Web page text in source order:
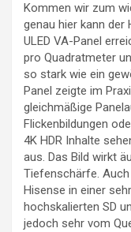
Kommen wir zum
genau hier kann der
ULED VA-Panel
pro Quadratmeter
so stark wie ein
Panel zeigte im
gleichmäßige
Flickenbildungen
4K HDR Inhalte
aus. Das Bild wirkt
Tiefenschärfe.
Hisense in einer
hochskalierten SD
jedoch sehr vom